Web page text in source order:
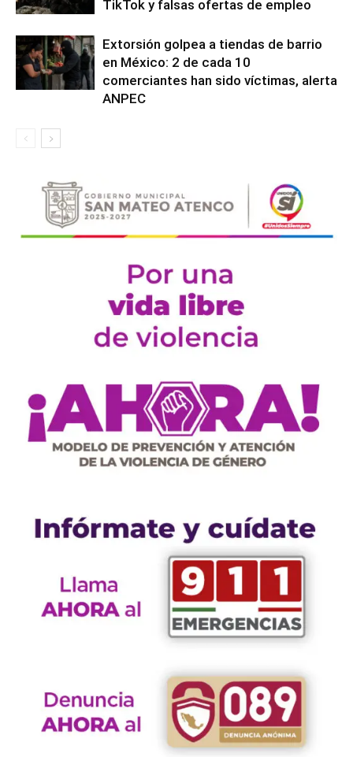
TikTok y falsas ofertas de empleo
Extorsión golpea a tiendas de barrio
en México: 2 de cada 10
comerciantes han sido víctimas, alerta
ANPEC